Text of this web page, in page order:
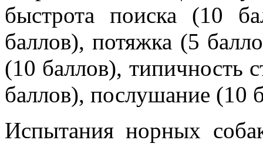
быстрота поиска (10
баллов), потяжка (5
(10 баллов), типичность
баллов), послушание (10
Испытания норных